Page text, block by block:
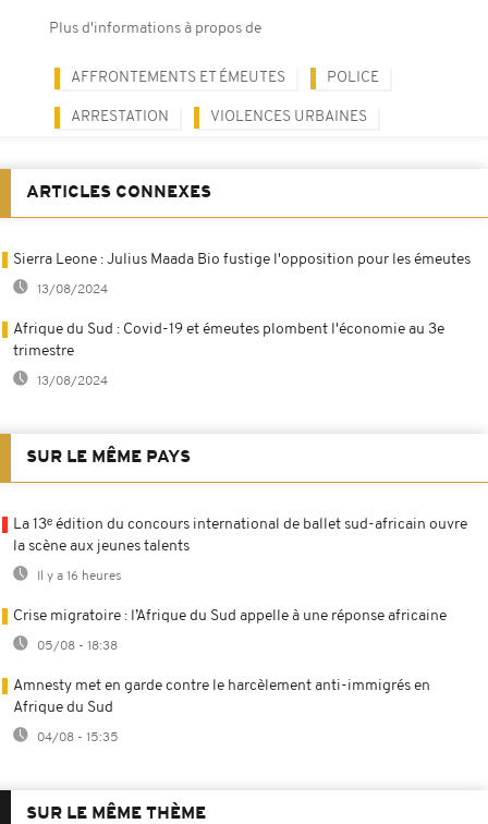
Plus d'informations à propos de
AFFRONTEMENTS ET ÉMEUTES POLICE
ARRESTATION VIOLENCES URBAINES
ARTICLES CONNEXES
Sierra Leone : Julius Maada Bio fustige l'opposition pour les émeutes
13/08/2024
Afrique du Sud : Covid-19 et émeutes plombent l'économie au 3e
trimestre
13/08/2024
SUR LE MÊME PAYS
La 13ᵉ édition du concours international de ballet sud-africain ouvre
la scène aux jeunes talents
Il y a 16 heures
Crise migratoire : l’Afrique du Sud appelle à une réponse africaine
05/08 - 18:38
Amnesty met en garde contre le harcèlement anti-immigrés en
Afrique du Sud
04/08 - 15:35
SUR LE MÊME THÈME